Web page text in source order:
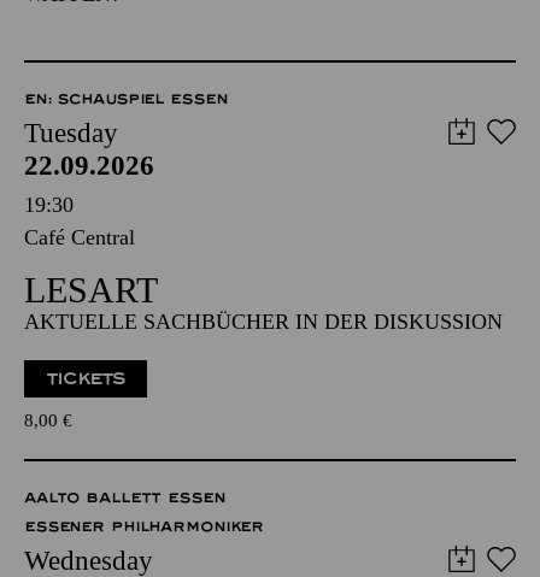
EN: SCHAUSPIEL ESSEN
Tuesday
22.09.2026
19:30
Café Central
LESART
AKTUELLE SACHBÜCHER IN DER DISKUSSION
TICKETS
8,00 €
AALTO BALLETT ESSEN
ESSENER PHILHARMONIKER
Wednesday